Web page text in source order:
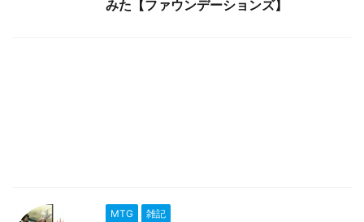
みた【ファウンデーションズ】
MTG 雑記